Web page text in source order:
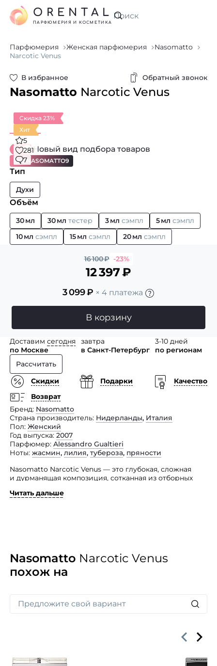
Искать
ORENTAL
ПАРФЮМЕРИЯ И КОСМЕТИКА
Парфюмерия Женская парфюмерия
Nasomatto
Narcotic Venus
В избранное Обратный звонок
Nasomatto Narcotic Venus
Скидка 23%
Хит
5
281
7
Новый вид подбора товаров
-9% NASOMATTO9
Тип
Духи
Объём
30 мл 30 мл тестер 3 мл сэмпл 5 мл сэмпл
10 мл сэмпл 15 мл сэмпл 20 мл сэмпл
16 100₽ -23%
12 397₽
3 099₽ × 4 платежа
В корзину
Доставим сегодня
по Москве
завтра
в Санкт-Петербург
3-10 дней
по регионам
Рассчитать
Скидки
Подарки
Качество
Возврат
Бренд Nasomatto
Страна производитель Нидерланды, Италия
Пол Женский
Год выпуска 2007
Парфюмер Alessandro Gualtieri
Ноты жасмин, лилия, тубероза, пряности
Nasomatto Narcotic Venus — это глубокая, сложная
и дурманящая композиция, сотканная из отборных
ценителей селективного парфюма.
Читать дальше
Nasomatto Narcotic Venus
похож на